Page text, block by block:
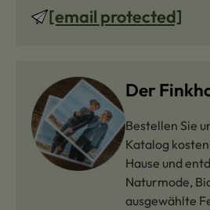
[email protected]
Der
Bestellen Sie
Katalog
Hause und
Naturmode,
ausgewählte